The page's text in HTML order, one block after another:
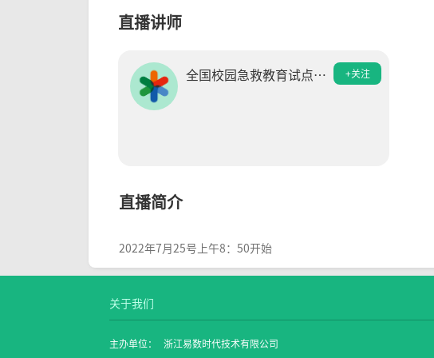
直播讲师
全国校园急救教育试点工
+关注
直播简介
2022年7月25号上午8：50开始
关于我们
主办单位： 浙江易数时代技术有限公司